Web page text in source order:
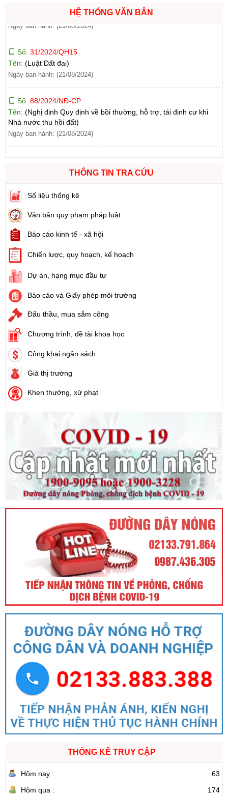
HỆ THỐNG VĂN BẢN
Ngày ban hành: (21/08/2024)
Ngày ban hành: (21/08/2024)
Nhà nước thu hồi đất)
Ngày ban hành: (21/08/2024)
Ngày ban hành: (21/08/2024)
Số:103/2024/NĐ-CP
Tên:
(Nghị định Quy định về tiền sử dụng đất, tiền thuê đất)
Ngày ban hành: (21/08/2024)
Số:
Tên:
(Kế hoạch triển khai thi hành Luật Đất đai năm 2024)
Ngày ban hành: (21/08/2024)
Số:71/2024/NĐ-CP
Tên:
(Nghị định Quy định về giá đất)
Ngày ban hành: (21/08/2024)
Số:
Tên:
(Luật Đất đai)
Ngày ban hành: (21/08/2024)
Số:88/2024/NĐ-CP
Ngày ban hành: (21/08/2024)
THÔNG TIN TRA CỨU
Số liệu thống kê
Văn bản quy phạm pháp luật
Báo cáo kinh tế - xã hội
Chiến lược, quy hoạch, kế hoạch
Dự án, hạng mục đầu tư
Báo cáo và Giấy phép môi trường
Đấu thầu, mua sắm công
Chương trình, đề tài khoa học
Công khai ngân sách
Giá thị trường
Khen thưởng, xử phạt
THỐNG KÊ TRUY CẬP
Hôm nay :
63
Hôm qua :
174